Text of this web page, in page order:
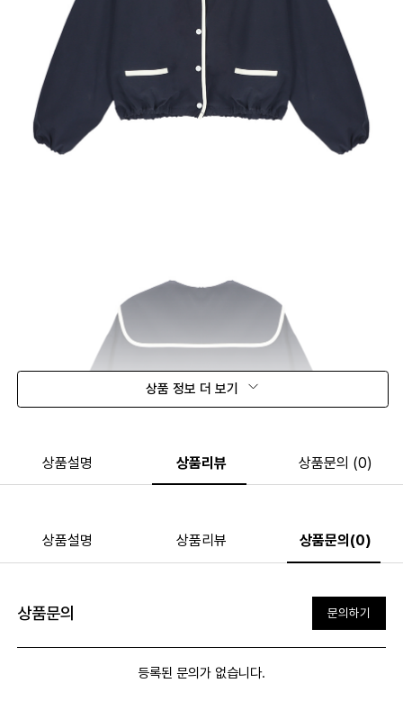
상품 정보 더 보기
상품설명 상품리뷰 상품문의 (0)
상품설명 상품리뷰 상품문의(0)
상품문의 문의하기
등록된 문의가 없습니다.